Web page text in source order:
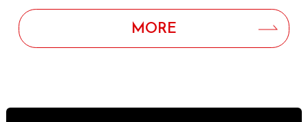
MORE